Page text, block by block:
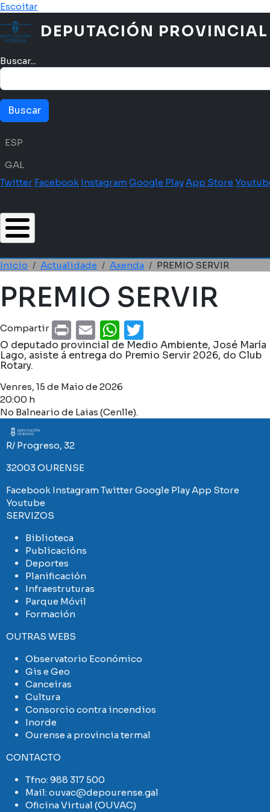
Ir o contido principal
Escoitar
DEPUTACIÓN PROVINCIAL
Buscar...
Menú idioma
ESP
GAL
Twitter Facebook InstagramGoogle PlayApp Store
Miga de pan
Inicio Actualidade Axenda PREMIO SERVIR
PREMIO SERVIR
Compartir PrintEmailWhatsApp
O deputado provincial de Medio Ambiente, José María
Lago, asiste á entrega do Premio Servir 2026, do Club
Rotary.
Venres, 15 de Maio de 2026
20:00 h
No Balneario de Laias (Cenlle).
Imaxe
R/ Progreso, 32
32003 OURENSE
Facebook InstagramTwitterGoogle PlayApp Store
Youtube
SERVIZOS
Biblioteca
Publicacións
Deportes
Planificación
Infraestruturas
Parque Móvil
Formación
OUTRAS WEBS
Observatorio Económico
Gis e Geo
Canceiras
Cultura
Consorcio contra incendios
Inorde
Ourense a provincia termal
CONTACTO
Tfno:988 317 500
Mail:ouvac@depourense.gal
Oficina Virtual (OUVAC)